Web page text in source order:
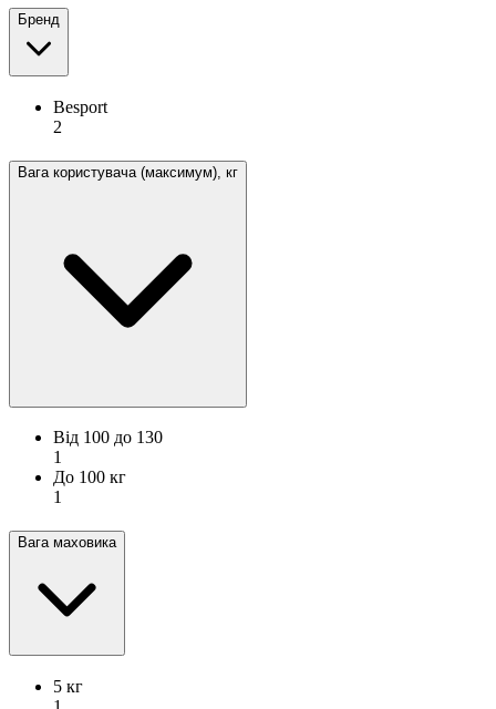
Бренд
Besport
2
Вага користувача (максимум), кг
Від 100 до 130
1
До 100 кг
1
Вага маховика
5 кг